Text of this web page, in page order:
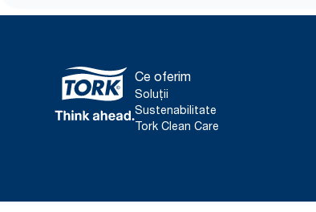
Ce oferim
Soluții
Sustenabilitate
Tork Clean Care